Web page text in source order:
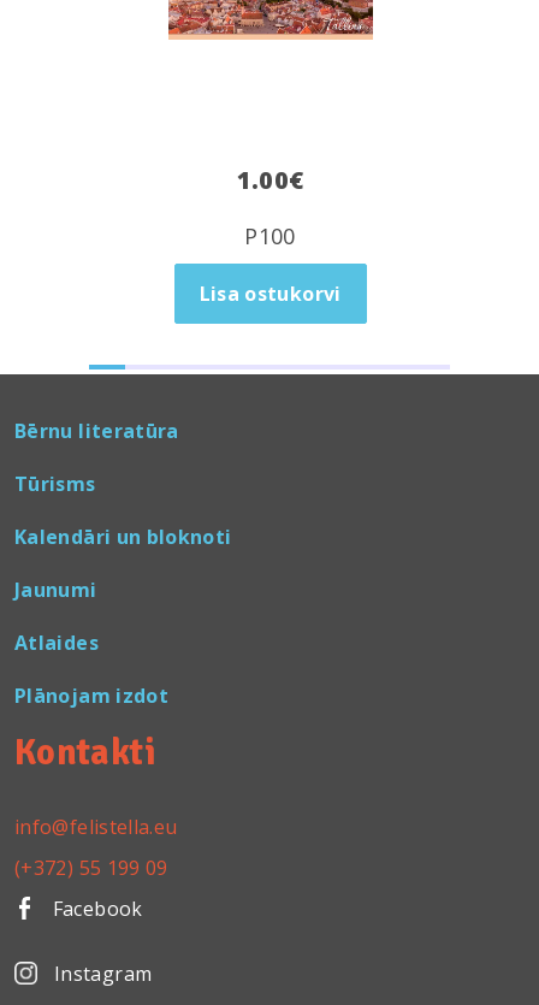
1.00€
P100
Lisa ostukorvi
Bērnu literatūra
Tūrisms
Kalendāri un bloknoti
Jaunumi
Atlaides
Plānojam izdot
Kontakti
info@felistella.eu
(+372) 55 199 09
Facebook
Instagram